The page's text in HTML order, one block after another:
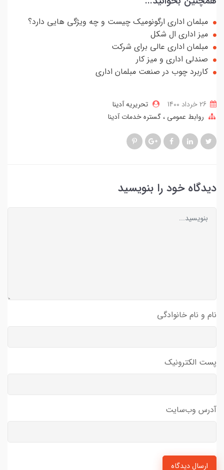
مبلمان اداری ارگونومیک چیست و چه ویژگی هایی دارد؟
میز اداری ال شکل
مبلمان اداری عالی برای شرکت
صندلی اداری و میز کار
کاربرد چوب در صنعت مبلمان اداری
تحریریه آدینا
روابط عمومی گستره خدمات آدینا
دیدگاه خود را بنویسید
نام و نام خانوادگی
پست الکترونیک
آدرس وب‌سایت
ارسال دیدگاه